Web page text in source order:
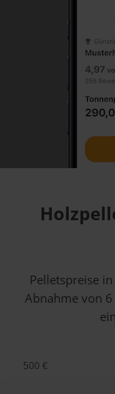
Pelletspreise
Abnahmevon 6
500 €